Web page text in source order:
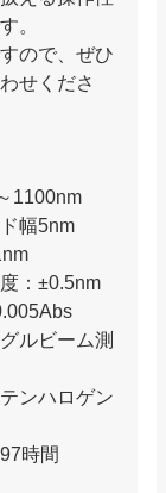
。
ので、ぜひ
せくださ
1100nm
幅5nm
：±0.5nm
ルビーム測
ンハロゲン
時間